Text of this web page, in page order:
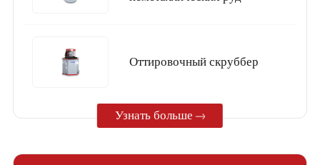
Oттировочный скруббер
Узнать больше